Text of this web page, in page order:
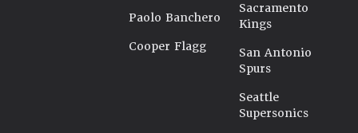
Paolo Banchero
Cooper Flagg
Sacramento
Kings
San Antonio
Spurs
Seattle
Supersonics